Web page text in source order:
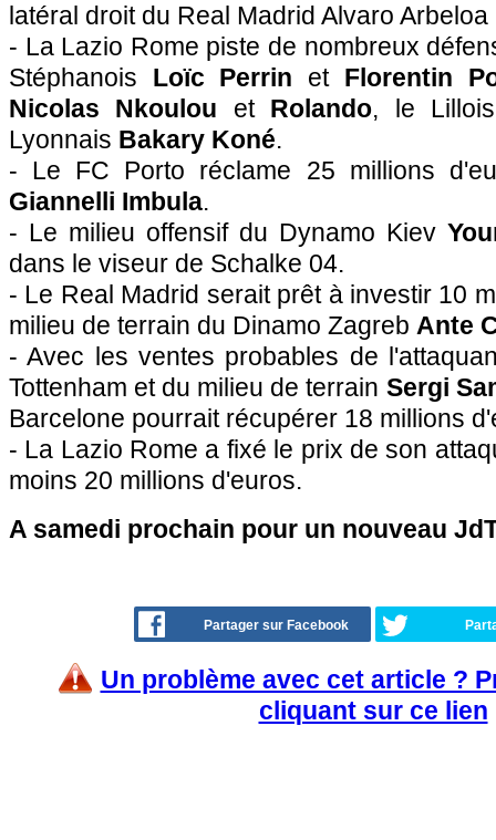
latéral droit du Real Madrid Alvaro Arbeloa
- La Lazio Rome piste de nombreux
Stéphanois Loïc Perrin et Florentin
Nicolas Nkoulou et Rolando, le
Lyonnais Bakary Koné.
- Le FC Porto réclame 25 millions
Giannelli Imbula.
- Le milieu offensif du Dynamo Kiev
dans le viseur de Schalke 04.
- Le Real Madrid serait prêt à investir 10
milieu de terrain du Dinamo Zagreb Ante
- Avec les ventes probables de
Tottenham et du milieu de terrain Sergi
Barcelone pourrait récupérer 18 millions
- La Lazio Rome a fixé le prix de son
moins 20 millions d'euros.
A samedi prochain pour un nouveau
Partager sur Facebook
Un problème avec cet article ?
cliquant sur ce lien